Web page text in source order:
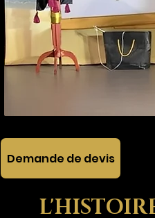
Demande de devis